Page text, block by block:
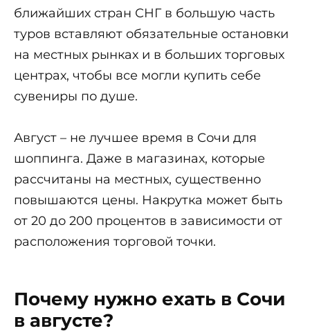
ближайших стран СНГ в большую часть
туров вставляют обязательные остановки
на местных рынках и в больших торговых
центрах, чтобы все могли купить себе
сувениры по душе.
Август – не лучшее время в Сочи для
шоппинга. Даже в магазинах, которые
рассчитаны на местных, существенно
повышаются цены. Накрутка может быть
от 20 до 200 процентов в зависимости от
расположения торговой точки.
Почему нужно ехать в Сочи
в августе?